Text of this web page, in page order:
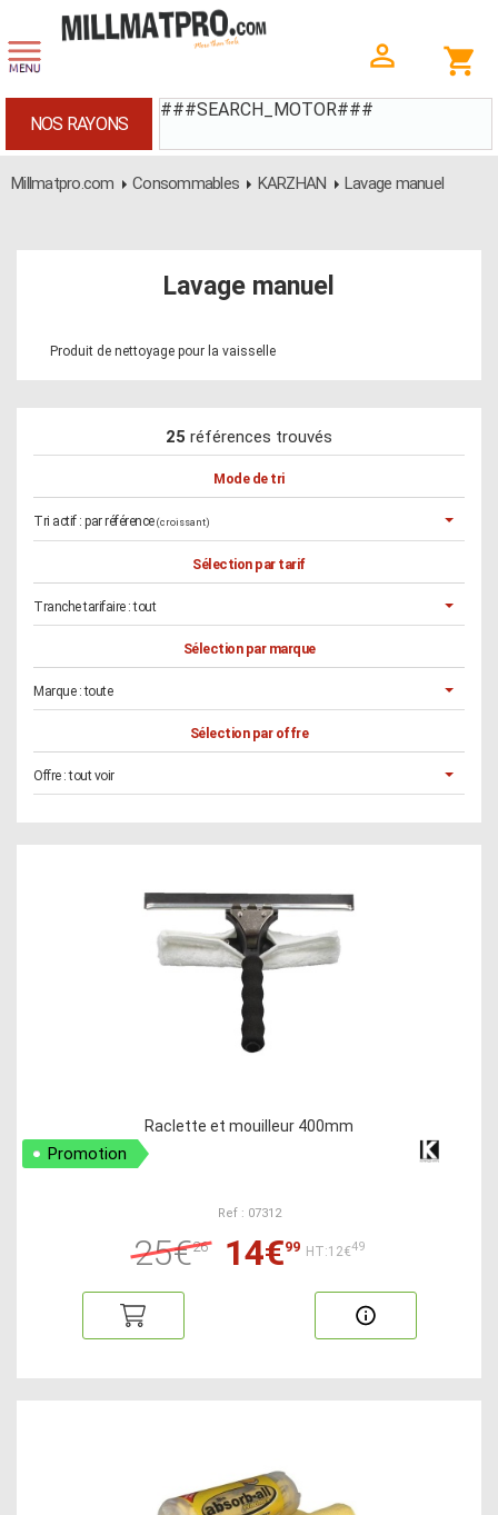
###SEARCH_MOTOR###
NOS RAYONS
Millmatpro.com Consommables KARZHAN Lavage manuel
Lavage manuel
Produit de nettoyage pour la vaisselle
25 références trouvés
Mode de tri
Tri actif : par référence (croissant)
Sélection par tarif
Tranche tarifaire :tout
Sélection par marque
Marque :toute
Sélection par offre
Offre :tout voir
Raclette et mouilleur 400mm
Promotion
Ref : 07312
25€26 14€99 HT:12€49